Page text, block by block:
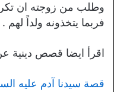
وطلب من زوجته ان
فربما يتخذونه ولداً لهم .
اقرأ ايضا قصص دينية
قصة سيدنا آدم عليه